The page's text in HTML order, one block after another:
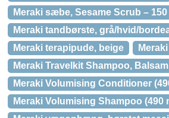
Meraki sæbe, Sesame Scrub – 150
Meraki tandbørste, grå/hvid/
Meraki terapipude, beige
Meraki Travelkit Shampoo,
Meraki Volumising Conditioner
Meraki Volumising Shampoo (490